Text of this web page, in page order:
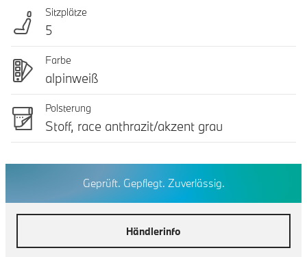
Sitzplätze
5
Farbe
alpinweiß
Polsterung
Stoff, race anthrazit/akzent grau
Geprüft. Gepflegt. Zuverlässig.
Händlerinfo